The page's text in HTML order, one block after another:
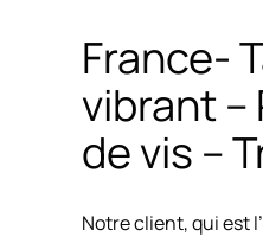
France-
vibrant –
de vis –
Notre client, qui est